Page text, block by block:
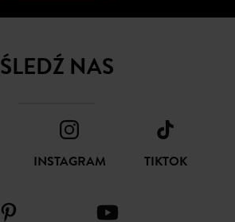
ŚLEDŹ NAS
INSTAGRAM TIKTOK